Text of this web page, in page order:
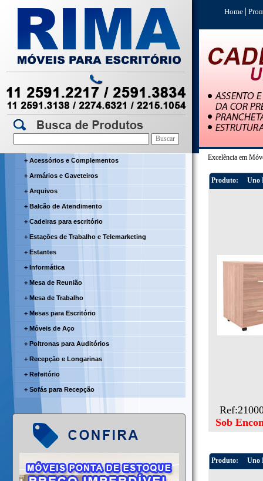
Home |
+ Acessórios e Complementos
+ Armários e Gaveteiros
+ Arquivos
+ Balcão de Atendimento
+ Cadeiras para escritório
+ Estações de Trabalho e Telemarketing
+ Estantes
+ Informática
+ Mesa de Reunião
+ Mesa de Trabalho
+ Mesas para Escritório
+ Móveis de Aço
+ Poltronas para Auditórios
+ Recepção e Longarinas
+ Refeitório
+ Sofás para Recepção
Excelência em
Produto: Uno
Sob
Produto: Uno